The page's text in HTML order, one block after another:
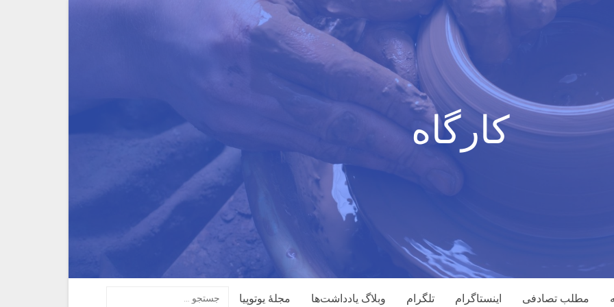
کارگاه
مجلهٔ یوتوپیا وبلاگ یادداشت‌ها تلگرام اینستاگرام مطلب تصادفی